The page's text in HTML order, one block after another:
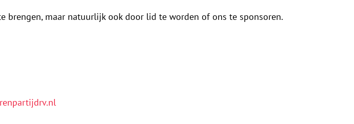
maar natuurlijk ook door lid te worden of ons te sponsoren.